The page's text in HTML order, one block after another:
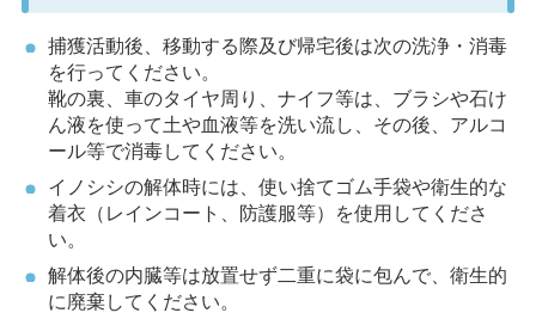
捕獲活動後、移動する際及び帰宅後は次の洗浄・消毒
を行ってください。
靴の裏、車のタイヤ周り、ナイフ等は、ブラシや石け
ん液を使って土や血液等を洗い流し、その後、アルコ
ール等で消毒してください。
イノシシの解体時には、使い捨てゴム手袋や衛生的な
着衣（レインコート、防護服等）を使用してくださ
い。
解体後の内臓等は放置せず二重に袋に包んで、衛生的
に廃棄してください。